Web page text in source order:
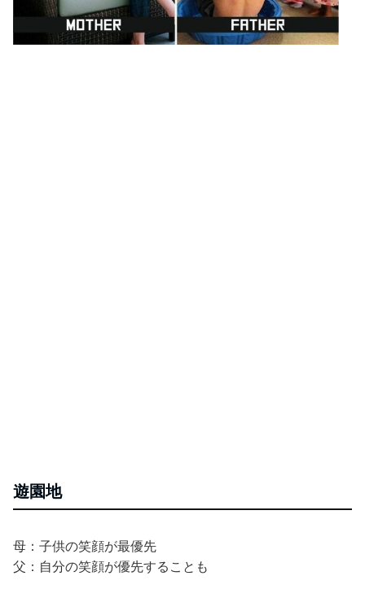
遊園地
母：子供の笑顔が最優先
父：自分の笑顔が優先することも